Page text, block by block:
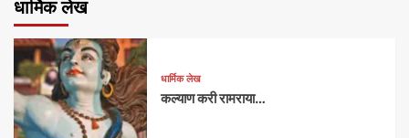
धार्मिक लेख
धार्मिक लेख
कल्याण करी रामराया…